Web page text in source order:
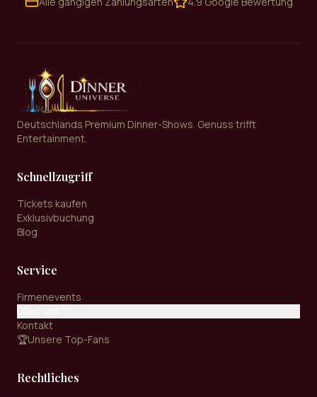
Deutschlands Premium Dinner-Shows. Genuss trifft
Entertainment.
Schnellzugriff
Tickets kaufen
Exklusivbuchung
Blog
Service
Firmenevents
Kontakt
🏆Unsere Top-Fans
Rechtliches